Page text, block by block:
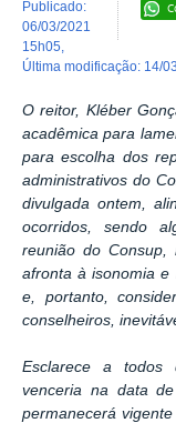
publicado:
06/03/2021
15h05
última modificação: 14/
O reitor, Kléber
acadêmica para
para escolha dos
administrativos do
divulgada ontem,
ocorridos, sendo
reunião do
afronta à isonomia e
e, portanto,
conselheiros,
Esclarece a todos
venceria na data
permanecerá